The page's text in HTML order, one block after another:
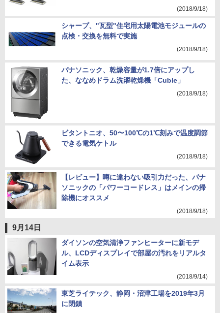
(2018/9/18)
シャープ、"瓦型"住宅用太陽電池モジュールの
点検・交換を無料で実施
(2018/9/18)
パナソニック、乾燥容量が1.7倍にアップし
た、ななめドラム洗濯乾燥機「Cuble」
(2018/9/18)
ビタントニオ、50〜100℃の1℃刻みで温度調節
できる電気ケトル
(2018/9/18)
【レビュー】噂に違わない吸引力だった、パナ
ソニックの「パワーコードレス」はメインの掃
除機にオススメ
(2018/9/18)
9月14日
ダイソンの空気清浄ファンヒーターに新モデ
ル、LCDディスプレイで部屋の汚れをリアルタ
イム表示
(2018/9/14)
東芝ライテック、静岡・沼津工場を2019年3月
に閉鎖